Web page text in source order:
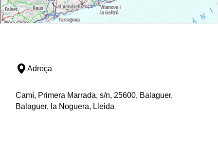
Adreça
Camí, Primera Marrada, s/n, 25600, Balaguer,
Balaguer, la Noguera, Lleida